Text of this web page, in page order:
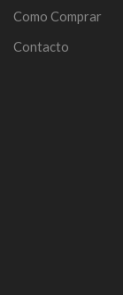
Como Comprar
Contacto